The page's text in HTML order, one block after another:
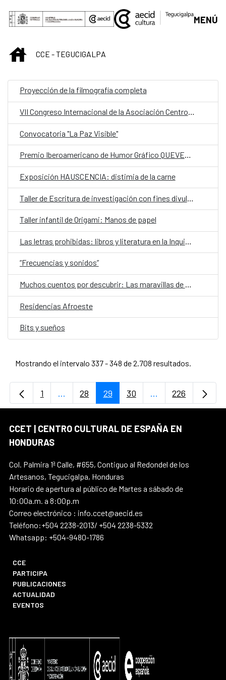
Saltar al contenido principal
MENÚ
INICIOCCE - TEGUCIGALPA
Proyección de la filmografía completa
VII Congreso Internacional de la Asociación Centroamericana de Lingüística (ACALING)
Convocatoria "La Paz Visible"
Premio Iberoamericano de Humor Gráfico QUEVEDOS
Exposición HAUSCENCIA: distimia de la carne
Taller infantil de Origami: Manos de papel
Las letras prohibidas: libros y literatura en la Inquisición centroamericana de los siglos XVII y XVIII
“Frecuencias y sonidos”
Muchos cuentos por descubrir: Las maravillas de nuestros pueblos nativos
Residencias Afroeste
Bits y sueños
Mostrando el intervalo 337 - 348 de 2.708 resultados.
Página
1 ...Páginas intermedias Use TAB para
Página
28 Página
29 Página
30 ...PáginasPágina
226
CCET | CENTRO CULTURAL DE ESPAÑA EN
HONDURAS
Col. Palmira 1ª Calle, #655, Contiguo al Redondel de los
Artesanos, Tegucigalpa, Honduras
Horario de apertura al público de Martes a sábado de
10:00a.m. a 8:00p.m
Correo electrónico : info.ccet@aecid.es
Teléfono:+504 2238-2013/ +504 2238-5332
Whatsapp: +504-9480-1786
CCE
PARTICIPA
PUBLICACIONES
ACTUALIDAD
EVENTOS